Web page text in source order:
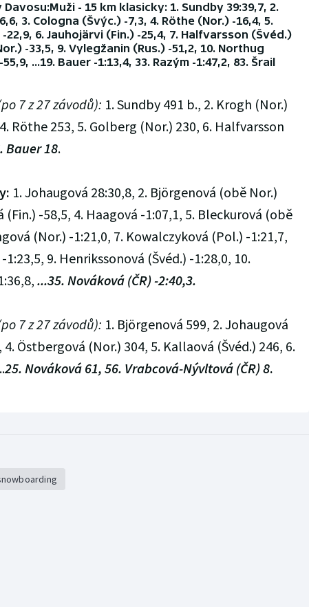
- 15 km klasicky: 1. Sundby 39:39,7, 2.
3. Cologna (Švýc.) -7,3, 4. Röthe (Nor.) -16,4, 5.
22,9, 6. Jauhojärvi (Fin.) -25,4, 7. Halfvarsson (Švéd.)
-33,5, 9. Vylegžanin (Rus.) -51,2, 10. Northug
...19. Bauer -1:13,4, 33. Razým -1:47,2, 83. Šrail
7 z 27 závodů): 1. Sundby 491 b., 2. Krogh (Nor.)
Röthe 253, 5. Golberg (Nor.) 230, 6. Halfvarsson
Bauer 18.
1. Johaugová 28:30,8, 2. Björgenová (obě Nor.)
(Fin.) -58,5, 4. Haagová -1:07,1, 5. Bleckurová (obě
(Nor.) -1:21,0, 7. Kowalczyková (Pol.) -1:21,7,
9. Henrikssonová (Švéd.) -1:28,0, 10.
...35. Nováková (ČR) -2:40,3.
7 z 27 závodů): 1. Björgenová 599, 2. Johaugová
4. Östbergová (Nor.) 304, 5. Kallaová (Švéd.) 246, 6.
25. Nováková 61, 56. Vrabcová-Nývltová (ČR) 8.